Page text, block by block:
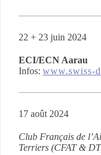
22 + 23 juin 2024
ECI/ECN Aarau
Infos: www.swiss-
17 août 2024
Club Français de
Terriers (CFAT &